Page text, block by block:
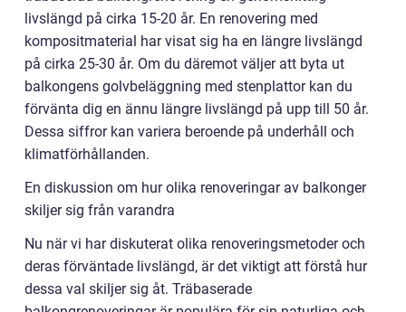
livslängd på cirka 15-20 år. En renovering med
kompositmaterial har visat sig ha en längre livslängd
på cirka 25-30 år. Om du däremot väljer att byta ut
balkongens golvbeläggning med stenplattor kan du
förvänta dig en ännu längre livslängd på upp till 50 år.
Dessa siffror kan variera beroende på underhåll och
klimatförhållanden.
En diskussion om hur olika renoveringar av balkonger
skiljer sig från varandra
Nu när vi har diskuterat olika renoveringsmetoder och
deras förväntade livslängd, är det viktigt att förstå hur
dessa val skiljer sig åt. Träbaserade